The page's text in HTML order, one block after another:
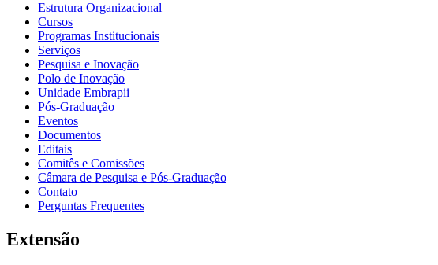
Estrutura Organizacional
Cursos
Programas Institucionais
Serviços
Pesquisa e Inovação
Polo de Inovação
Unidade Embrapii
Pós-Graduação
Eventos
Documentos
Editais
Comitês e Comissões
Câmara de Pesquisa e Pós-Graduação
Contato
Perguntas Frequentes
Extensão